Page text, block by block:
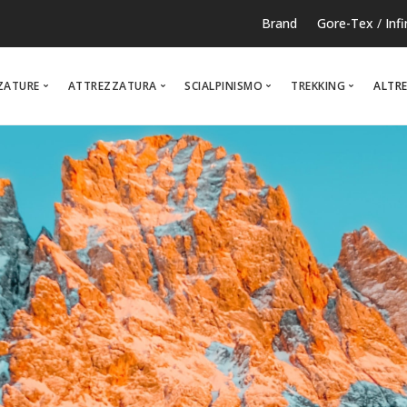
Brand Gore-Tex /
ATTREZZATURA SCIALPINISMO TREKKING
RUNNING TEMPO LIBERO